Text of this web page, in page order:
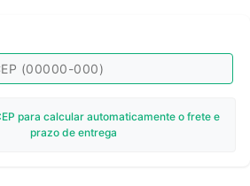
para calcular automaticamente o frete e
prazo de entrega